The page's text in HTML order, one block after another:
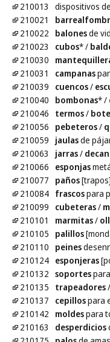
210013
dispositivos
210021
210022
balonesde
210023
cubos*/
210030
210031
campanas
210039
cuencos/
210040
bombonas*/
210046
termos/
210056
pebeteros/
210059
jaulasde
210063
jarras/
210066
esponjas
210077
paños
210084 frascospara
210099
cubeteras/
210101
marmitas/
210105
palillos
210110
peines
210124 esponjeras
210132 soportes
210135
trapeadores
210137
cepillospara
210142
moldespara
210163
desperdicios